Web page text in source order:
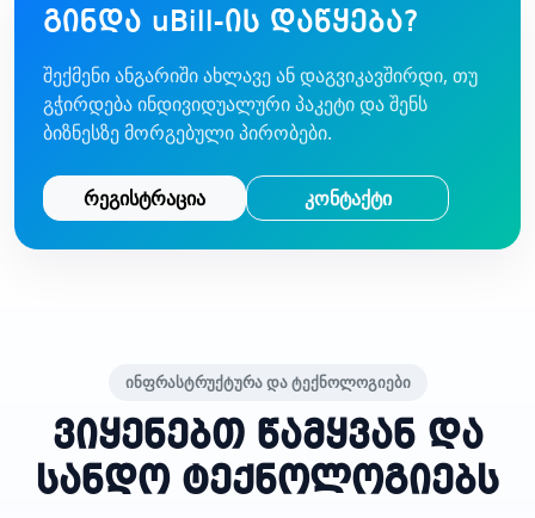
გინდა uBill-ის დაწყება?
შექმენი ანგარიში ახლავე ან დაგვიკავშირდი, თუ
გჭირდება ინდივიდუალური პაკეტი და შენს
ბიზნესზე მორგებული პირობები.
რეგისტრაცია კონტაქტი
ინფრასტრუქტურა და ტექნოლოგიები
ვიყენებთ წამყვან და
სანდო ტექნოლოგიებს